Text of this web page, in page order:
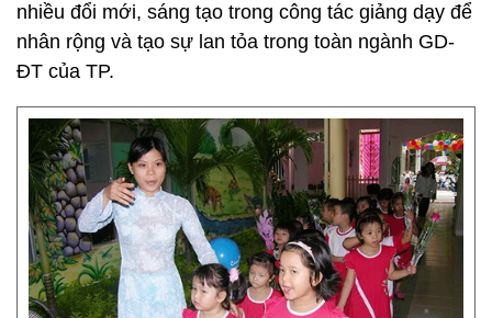
nhiều đổi mới, sáng tạo trong công tác giảng dạy để
nhân rộng và tạo sự lan tỏa trong toàn ngành GD-
ĐT của TP.